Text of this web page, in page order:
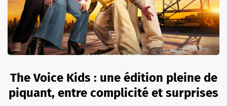
The Voice Kids : une édition pleine de
piquant, entre complicité et surprises